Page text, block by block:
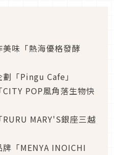
味「熱海優格發酵
「Pingu Cafe」
POP風角落生物快
MARY'S銀座三越
「MENYA INOICHI